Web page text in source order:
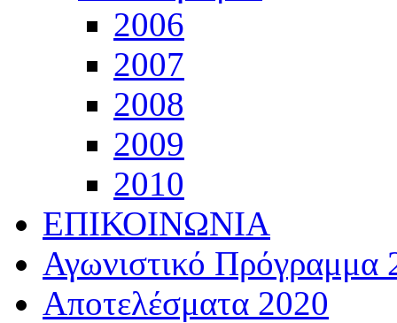
2006
2007
2008
2009
2010
ΕΠΙΚΟΙΝΩΝΙΑ
Αγωνιστικό Πρόγραμμα
Αποτελέσματα 2020